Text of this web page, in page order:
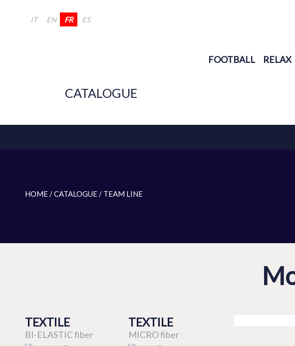
FOOTBALL RELAX
IT EN FR ES
CATALOGUE
HOME / CATALOGUE / TEAM LINE
TEXTILE
BI-ELASTIC fiber
TEXTILE
MICRO fiber